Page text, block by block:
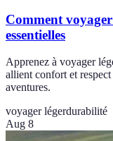
Comment
essentielles
Apprenez à voyager
allient confort et
aventures.
voyager légerdurabilité
Aug 8